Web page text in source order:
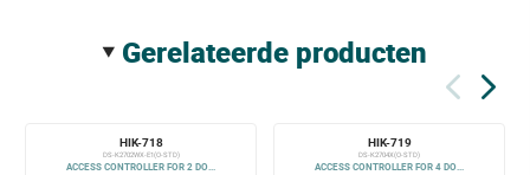
gerelateerde producten
HIK-718
DS-K2702WX-E1(O-STD)
ACCESS CONTROLLER FOR 2 DO...
HIK-719
DS-K2704X(O-STD)
ACCESS CONTROLLER FOR 4 DO...